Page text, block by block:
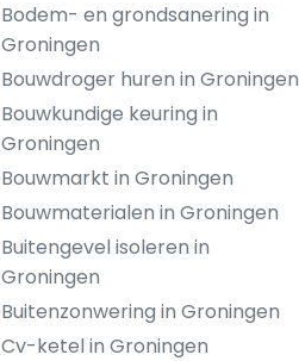
Bodem- en grondsanering in
Groningen
Bouwdroger huren in Groningen
Bouwkundige keuring in
Groningen
Bouwmarkt in Groningen
Bouwmaterialen in Groningen
Buitengevel isoleren in
Groningen
Buitenzonwering in Groningen
Cv-ketel in Groningen